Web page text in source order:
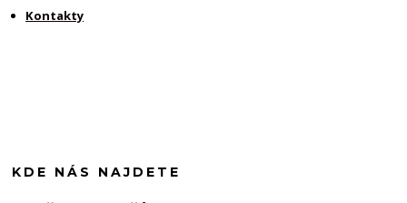
Kontakty
KDE NÁS NAJDETE